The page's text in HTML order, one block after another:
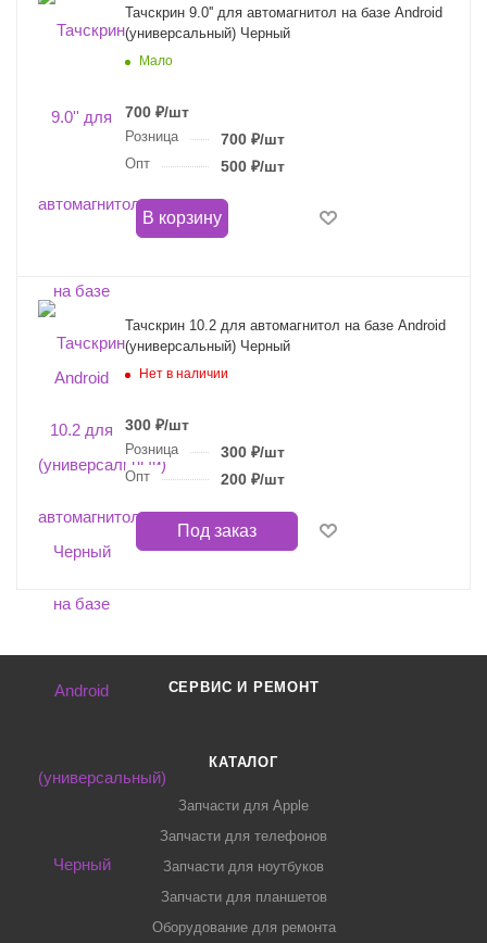
Тачскрин 9.0'' для автомагнитол на базе Android
(универсальный) Черный
Мало
700 ₽/шт
Розница 700₽/шт
Опт 500₽/шт
В корзину
Тачскрин 10.2 для автомагнитол на базе Android
(универсальный) Черный
Нет в наличии
300 ₽/шт
Розница 300₽/шт
Опт 200₽/шт
Под заказ
СЕРВИС И РЕМОНТ
КАТАЛОГ
Запчасти для Apple
Запчасти для телефонов
Запчасти для ноутбуков
Запчасти для планшетов
Оборудование для ремонта